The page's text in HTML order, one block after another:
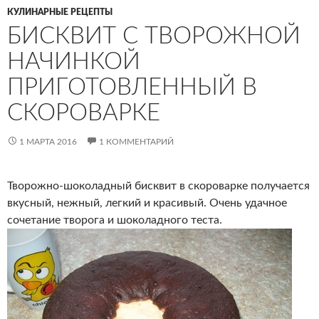
КУЛИНАРНЫЕ РЕЦЕПТЫ
БИСКВИТ С ТВОРОЖНОЙ
НАЧИНКОЙ
ПРИГОТОВЛЕННЫЙ В
СКОРОВАРКЕ
1 МАРТА 2016 1 КОММЕНТАРИЙ
Творожно-шоколадный бисквит в скороварке получается
вкусный, нежный, легкий и красивый. Очень удачное
сочетание творога и шоколадного теста.